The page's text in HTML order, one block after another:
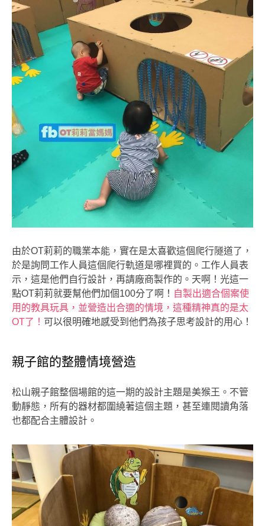
由於OT莉莉的職業本能，實在是太喜歡這個爬行隧道了，
於是詢問工作人員這個爬行軌道是哪裡買的。工作人員表
示，這是他們自行設計，再請廠商製作的。天啊！光這一
點OT莉莉就要幫他們加個100分了啊！ 自製出適合個案使
用的教具玩具，並營造出合適的情境，這種精神真的是太
OT了！ 可以很明確地感受到他們為孩子思考設計的用心！
親子館的整體情境營造
松山親子館整個場館的這一期的設計主題是美猴王。不管
動靜態，所有的器材都圍繞著這個主題，甚至連閱讀角落
也都配合主體設計。